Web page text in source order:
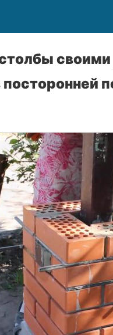
своими
посторонней